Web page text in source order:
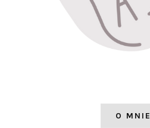
O MNIE